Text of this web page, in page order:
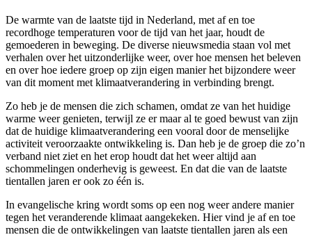
De warmte van de laatste tijd in Nederland, met af en toe
recordhoge temperaturen voor de tijd van het jaar, houdt de
gemoederen in beweging. De diverse nieuwsmedia staan vol met
verhalen over het uitzonderlijke weer, over hoe mensen het beleven
en over hoe iedere groep op zijn eigen manier het bijzondere weer
van dit moment met klimaatverandering in verbinding brengt.
Zo heb je de mensen die zich schamen, omdat ze van het huidige
warme weer genieten, terwijl ze er maar al te goed bewust van zijn
dat de huidige klimaatverandering een vooral door de menselijke
activiteit veroorzaakte ontwikkeling is. Dan heb je de groep die zo’n
verband niet ziet en het erop houdt dat het weer altijd aan
schommelingen onderhevig is geweest. En dat die van de laatste
tientallen jaren er ook zo één is.
In evangelische kring wordt soms op een nog weer andere manier
tegen het veranderende klimaat aangekeken. Hier vind je af en toe
mensen die de ontwikkelingen van laatste tientallen jaren als een